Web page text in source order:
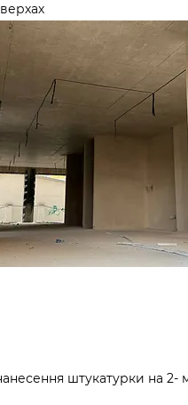
штукатурки на